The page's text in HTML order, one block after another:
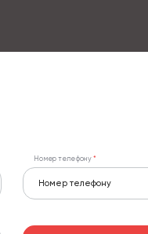
Номер телефону